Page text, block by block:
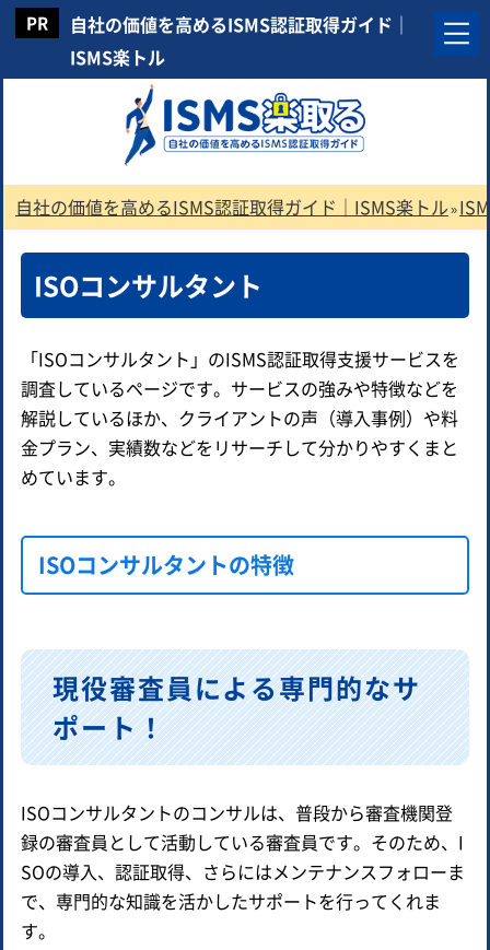
自社の価値を高めるISMS認証取得ガイド｜
ISMS楽トル
自社の価値を高めるISMS認証取得ガイド｜ISMS楽トル»
ISOコンサルタント
「ISOコンサルタント」のISMS認証取得支援サービスを
調査しているページです。サービスの強みや特徴などを
解説しているほか、クライアントの声（導入事例）や料
金プラン、実績数などをリサーチして分かりやすくまと
めています。
ISOコンサルタントの特徴
現役審査員による専門的なサ
ポート！
ISOコンサルタントのコンサルは、普段から審査機関登
録の審査員として活動している審査員です。そのため、I
SOの導入、認証取得、さらにはメンテナンスフォローま
で、専門的な知識を活かしたサポートを行ってくれま
す。